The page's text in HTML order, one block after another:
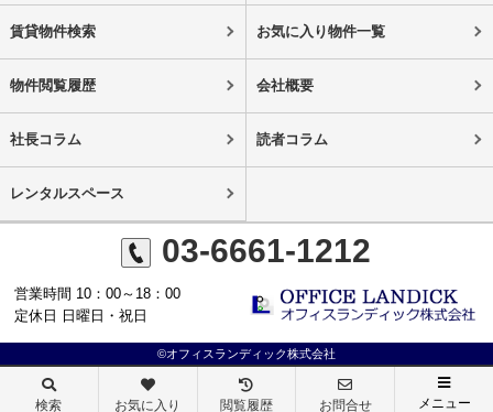
賃貸物件検索 お気に入り物件一覧
物件閲覧履歴 会社概要
社長コラム 読者コラム
レンタルスペース
03-6661-1212
営業時間 10：00～18：00
定休日 日曜日・祝日
©オフィスランディック株式会社
検索 お気に入り 閲覧履歴 お問合せ メニュー